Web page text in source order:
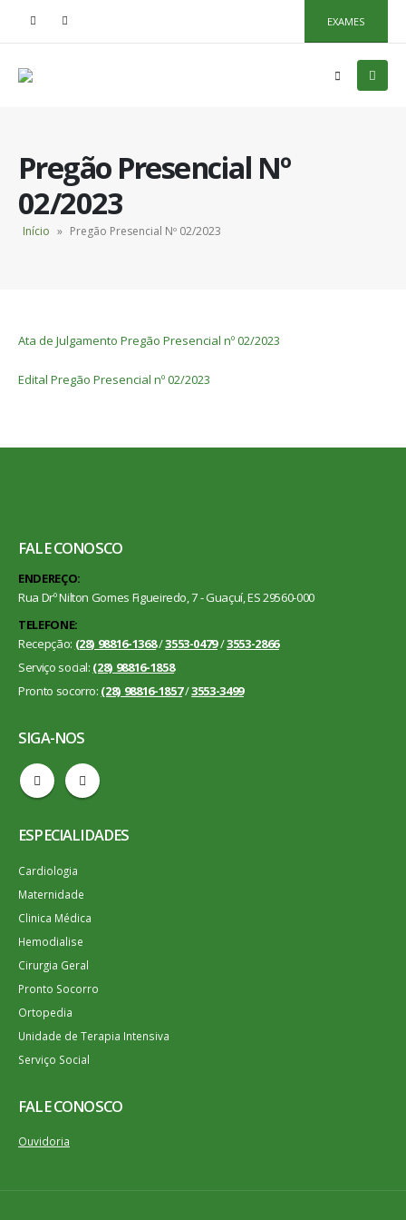
EXAMES
Pregão Presencial Nº
02/2023
Início » Pregão Presencial Nº 02/2023
Ata de Julgamento Pregão Presencial nº 02/2023
Edital Pregão Presencial nº 02/2023
FALE CONOSCO
ENDEREÇO:
Rua Drº Nilton Gomes Figueiredo, 7 - Guaçuí, ES 29560-000
TELEFONE:
Recepção: (28) 98816-1368/3553-0479/3553-2866
Serviço social: (28) 98816-1858
Pronto socorro: (28) 98816-1857/3553-3499
SIGA-NOS
ESPECIALIDADES
Cardiologia
Maternidade
Clinica Médica
Hemodialise
Cirurgia Geral
Pronto Socorro
Ortopedia
Unidade de Terapia Intensiva
Serviço Social
FALE CONOSCO
Ouvidoria